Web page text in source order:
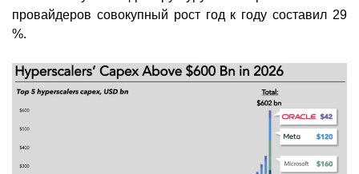
провайдеров совокупный рост год к году составил 29
%.